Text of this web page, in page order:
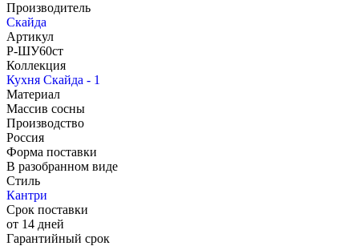
Производитель
Скайда
Артикул
Р-ШУ60ст
Коллекция
Кухня Скайда - 1
Материал
Массив сосны
Производство
Россия
Форма поставки
В разобранном виде
Стиль
Кантри
Срок поставки
от 14 дней
Гарантийный срок